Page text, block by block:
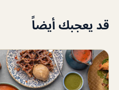
قد يعجبك أيضاً